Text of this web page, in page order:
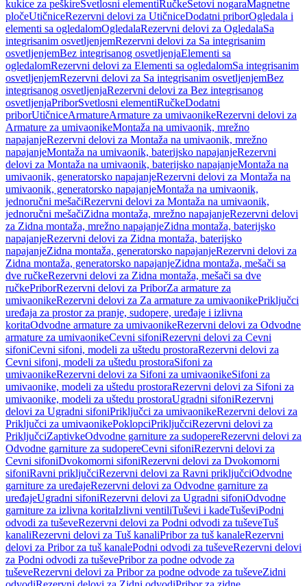
kukice za peškireSvetlosni elementiRučkeSetovi nogaraMagnetne
pločeUtičniceRezervni delovi za UtičniceDodatni priborOgledala i
elementi sa ogledalomOgledalaRezervni delovi za OgledalaSa
integrisanim osvetljenjemRezervni delovi za Sa integrisanim
osvetljenjemBez integrisanog osvetljenjaElementi sa
ogledalomRezervni delovi za Elementi sa ogledalomSa integrisanim
osvetljenjemRezervni delovi za Sa integrisanim osvetljenjemBez
integrisanog osvetljenjaRezervni delovi za Bez integrisanog
osvetljenjaPriborSvetlosni elementiRučkeDodatni
priborUtičniceArmatureArmature za umivaonikeRezervni delovi za
Armature za umivaonikeMontaža na umivaonik, mrežno
napajanjeRezervni delovi za Montaža na umivaonik, mrežno
napajanjeMontaža na umivaonik, baterijsko napajanjeRezervni
delovi za Montaža na umivaonik, baterijsko napajanjeMontaža na
umivaonik, generatorsko napajanjeRezervni delovi za Montaža na
umivaonik, generatorsko napajanjeMontaža na umivaonik,
jednoručni mešačiRezervni delovi za Montaža na umivaonik,
jednoručni mešačiZidna montaža, mrežno napajanjeRezervni delovi
za Zidna montaža, mrežno napajanjeZidna montaža, baterijsko
napajanjeRezervni delovi za Zidna montaža, baterijsko
napajanjeZidna montaža, generatorsko napajanjeRezervni delovi za
Zidna montaža, generatorsko napajanjeZidna montaža, mešači sa
dve ručkeRezervni delovi za Zidna montaža, mešači sa dve
ručkePriborRezervni delovi za PriborZa armature za
umivaonikeRezervni delovi za Za armature za umivaonikePriključci
uređaja za prostor za pranje, sudopere, uređaje i izlivna
koritaOdvodne armature za umivaonikeRezervni delovi za Odvodne
armature za umivaonikeCevni sifoniRezervni delovi za Cevni
sifoniCevni sifoni, modeli za uštedu prostoraRezervni delovi za
Cevni sifoni, modeli za uštedu prostoraSifoni za
umivaonikeRezervni delovi za Sifoni za umivaonikeSifoni za
umivaonike, modeli za uštedu prostoraRezervni delovi za Sifoni za
umivaonike, modeli za uštedu prostoraUgradni sifoniRezervni
delovi za Ugradni sifoniPriključci za umivaonikeRezervni delovi za
Priključci za umivaonikePoklopciPriključciRezervni delovi za
PriključciZaptivkeOdvodne garniture za sudopereRezervni delovi za
Odvodne garniture za sudopereCevni sifoniRezervni delovi za
Cevni sifoniDvokomorni sifoniRezervni delovi za Dvokomorni
sifoniRavni priključciRezervni delovi za Ravni priključciOdvodne
garniture za uređajeRezervni delovi za Odvodne garniture za
uređajeUgradni sifoniRezervni delovi za Ugradni sifoniOdvodne
garniture za izlivna koritaIzlivni ventiliTuševi i kadeTuševiPodni
odvodi za tuševeRezervni delovi za Podni odvodi za tuševeTuš
kanaliRezervni delovi za Tuš kanaliPribor za tuš kanaleRezervni
delovi za Pribor za tuš kanalePodni odvodi za tuševeRezervni delovi
za Podni odvodi za tuševePribor za podne odvode za
tuševeRezervni delovi za Pribor za podne odvode za tuševeZidni